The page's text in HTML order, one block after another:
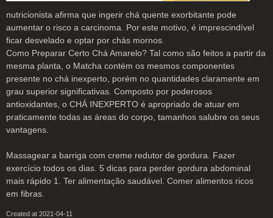
nutricionista afirma que ingerir chá quente exorbitante pode
aumentar o risco a carcinoma. Por este motivo, é imprescindível
ficar desvelado e optar por chás mornos.
Como Preparar Certo Chá Amarelo? Tal como são feitos a partir da
mesma planta, o Matcha contém os mesmos componentes
presente no chá inexperto, porém no quantidades claramente em
grau superior significativas. Composto por poderosos
antioxidantes, o CHÁ INEXPERTO é apropriado de atuar em
praticamente todas as áreas do corpo, tamanhos salubre os seus
vantagens.
Massagear a barriga com creme redutor de gordura. Fazer
exercício todos os dias. 5 dicas para perder gordura abdominal
mais rápido 1. Ter alimentação saudável. Comer alimentos ricos
em fibras.
Created at 2021-04-11